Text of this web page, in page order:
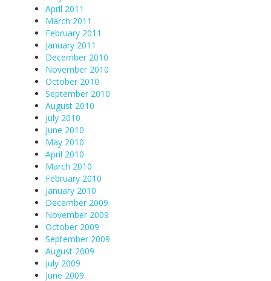
April 2011
March 2011
February 2011
January 2011
December 2010
November 2010
October 2010
September 2010
August 2010
July 2010
June 2010
May 2010
April 2010
March 2010
February 2010
January 2010
December 2009
November 2009
October 2009
September 2009
August 2009
July 2009
June 2009